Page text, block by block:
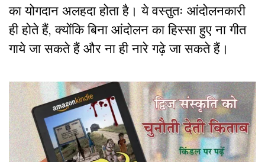
का योगदान अलहदा होता है। ये वस्तुतः आंदोलनकारी
ही होते हैं, क्योंकि बिना आंदोलन का हिस्सा हुए ना गीत
गाये जा सकते हैं और ना ही नारे गढ़े जा सकते हैं।